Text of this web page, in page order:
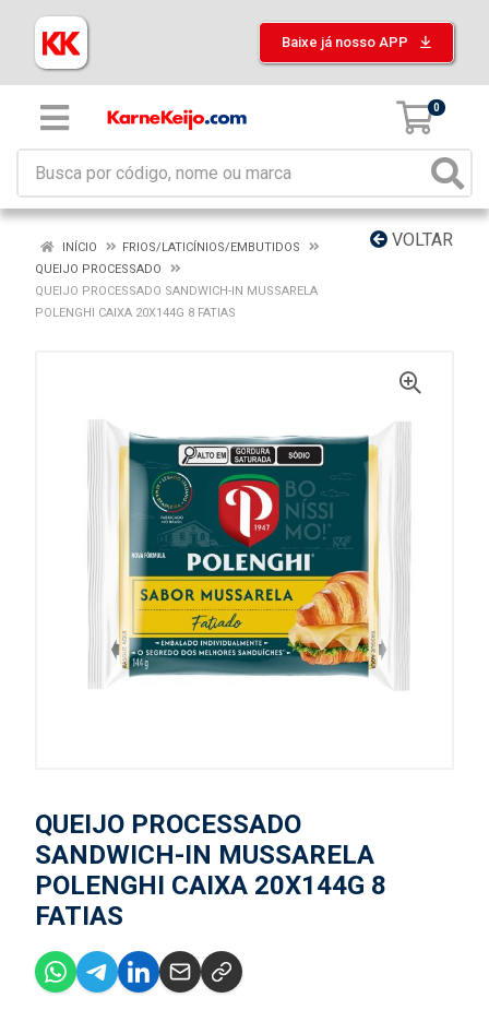
Baixe já nosso APP
0
VOLTAR
INÍCIO
FRIOS/LATICÍNIOS/EMBUTIDOS
QUEIJO PROCESSADO
QUEIJO PROCESSADO SANDWICH-IN MUSSARELA
POLENGHI CAIXA 20X144G 8 FATIAS
QUEIJO PROCESSADO
SANDWICH-IN MUSSARELA
POLENGHI CAIXA 20X144G 8
FATIAS